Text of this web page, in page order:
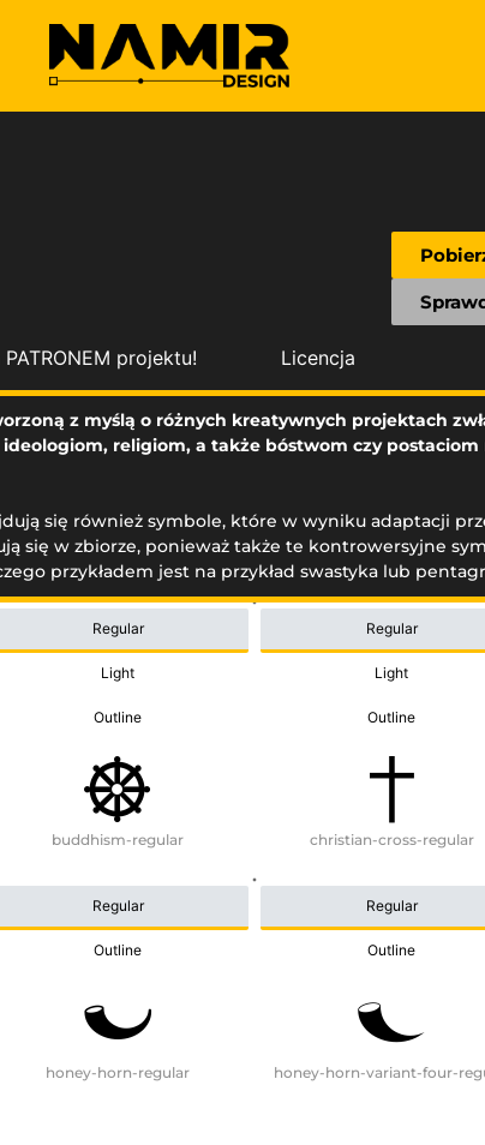
projektu! Licencja
z myślą o różnych kreatywnych projektach
religiom, a także bóstwom czy
się również symbole, które w wyniku adaptacji
się w zbiorze, ponieważ także te kontrowersyjne
przykładem jest na przykład swastyka lub
Regular
Light
Outline
buddhism-regular
Regular
Light
Outline
christian-cross-regular
Regular
Outline
honey-horn-regular
Regular
Outline
honey-horn-variant-four-